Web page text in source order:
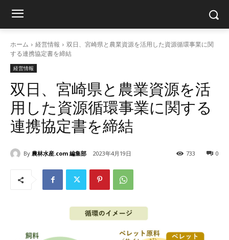
ホーム 経営情報
双日、宮崎県と農業資源を活用した資源循環事業に関
する連携協定書を締結
経営情報
双日、宮崎県と農業資源を活
用した資源循環事業に関する
連携協定書を締結
By 農林水産.com 編集部 2023年4月19日 0
733